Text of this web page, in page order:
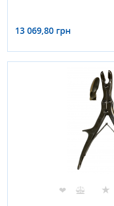
13 069,80 грн
❤ ★